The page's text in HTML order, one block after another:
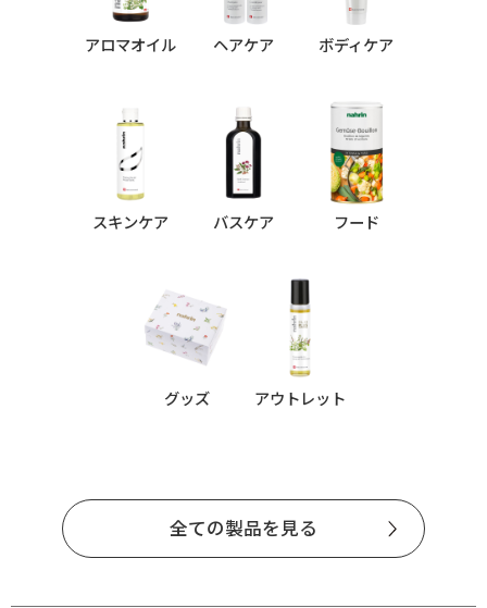
アロマオイル ヘアケア ボディケア
スキンケア バスケア フード
グッズ アウトレット
全ての製品を見る